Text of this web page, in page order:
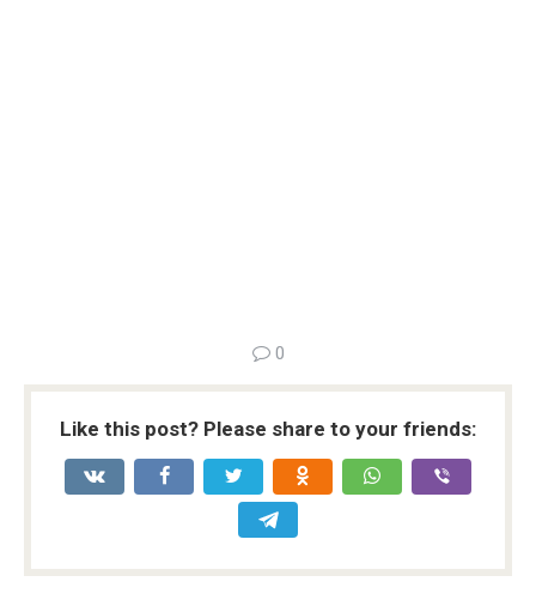
0
Like this post? Please share to your friends: